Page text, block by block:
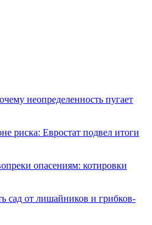
неопределенность пугает
риска: Евростат подвел итоги
опасениям: котировки
сад от лишайников и грибков-